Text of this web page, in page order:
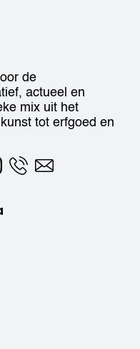
de
actueel en
mix uit het
tot erfgoed en